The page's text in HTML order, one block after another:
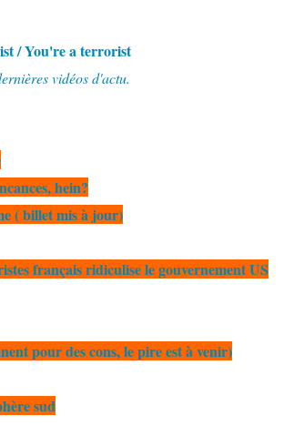
/ You're a terrorist
vidéos d'actu.
hein?
( billet mis à jour)
français ridiculise le gouvernement US
pour des cons, le pire est à venir)
sud